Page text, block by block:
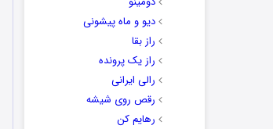
دیو و ماه پیشونی
راز بقا
راز یک پرونده
رالی ایرانی
رقص روی شیشه
رهایم کن